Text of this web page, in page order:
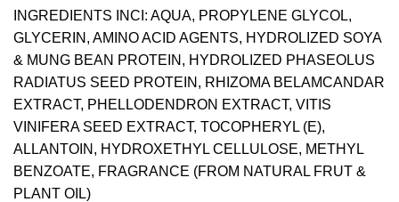
INGREDIENTS INCI: AQUA, PROPYLENE GLYCOL,
GLYCERIN, AMINO ACID AGENTS, HYDROLIZED SOYA
& MUNG BEAN PROTEIN, HYDROLIZED PHASEOLUS
RADIATUS SEED PROTEIN, RHIZOMA BELAMCANDAR
EXTRACT, PHELLODENDRON EXTRACT, VITIS
VINIFERA SEED EXTRACT, TOCOPHERYL (E),
ALLANTOIN, HYDROXETHYL CELLULOSE, METHYL
BENZOATE, FRAGRANCE (FROM NATURAL FRUT &
PLANT OIL)